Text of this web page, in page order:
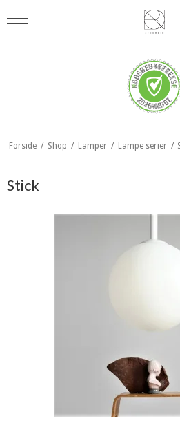
Forside / Shop / Lamper / Lampe serier /
Stick